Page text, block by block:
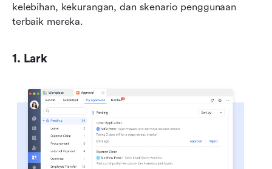
kelebihan, kekurangan, dan skenario penggunaan
terbaik mereka.
1. Lark